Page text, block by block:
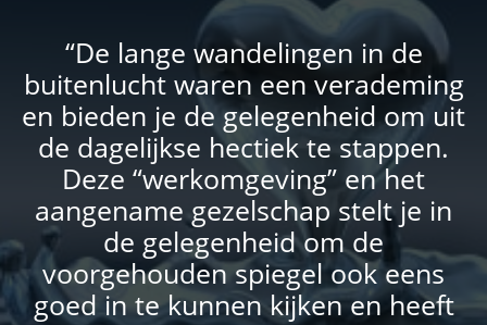
“De lange wandelingen in de
buitenlucht waren een verademing
en bieden je de gelegenheid om uit
de dagelijkse hectiek te stappen.
Deze “werkomgeving” en het
aangename gezelschap stelt je in
de gelegenheid om de
voorgehouden spiegel ook eens
goed in te kunnen kijken en heeft